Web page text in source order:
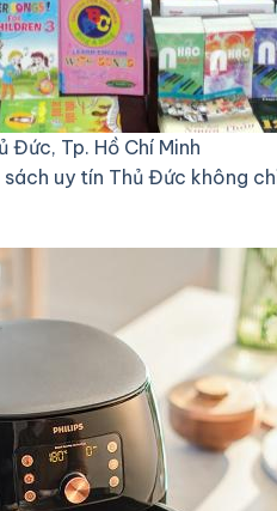
Đức, Tp. Hồ Chí Minh
uy tín Thủ Đức không